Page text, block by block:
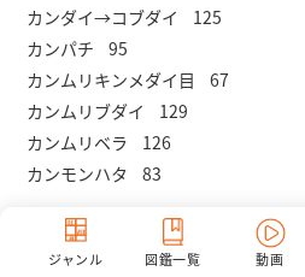
ジャンル 図鑑一覧 動画
カンダイ→コブダイ 125
カンパチ 95
カンムリキンメダイ目 67
カンムリブダイ 129
カンムリベラ 126
カンモンハタ 83